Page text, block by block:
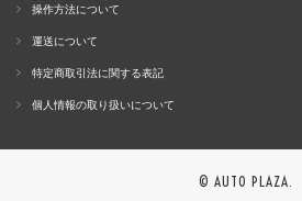
操作方法について
運送について
特定商取引法に関する表記
個人情報の取り扱いについて
© AUTO PLAZA.